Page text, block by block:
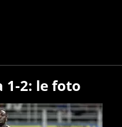
1-2: le foto